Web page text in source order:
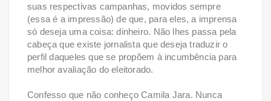
suas respectivas campanhas, movidos sempre
(essa é a impressão) de que, para eles, a imprensa
só deseja uma coisa: dinheiro. Não lhes passa pela
cabeça que existe jornalista que deseja traduzir o
perfil daqueles que se propõem à incumbência para
melhor avaliação do eleitorado.
Confesso que não conheço Camila Jara. Nunca